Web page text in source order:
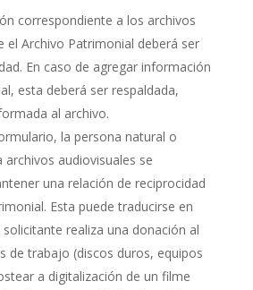
correspondiente a los archivos
el Archivo Patrimonial deberá ser
En caso de agregar información
esta deberá ser respaldada,
al archivo.
la persona natural o
archivos audiovisuales se
una relación de reciprocidad
Esta puede traducirse en
solicitante realiza una donación al
de trabajo (discos duros, equipos
a digitalización de un filme